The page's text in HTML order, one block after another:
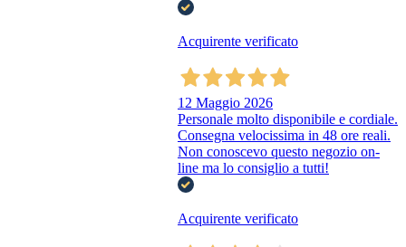
Acquirente verificato
12 Maggio 2026
Personale molto disponibile e cordiale.
Consegna velocissima in 48 ore reali.
Non conoscevo questo negozio on-
line ma lo consiglio a tutti!
Acquirente verificato